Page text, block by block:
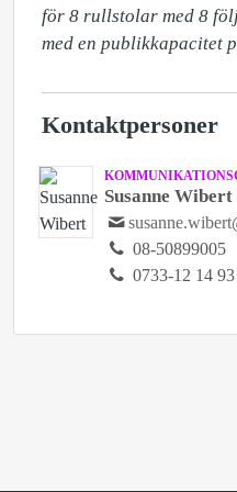
för 8 rullstolar med 8
med en publikkapacitet
Kontaktpersoner
Susanne Wibert
08-50899005
0733-12 14 93